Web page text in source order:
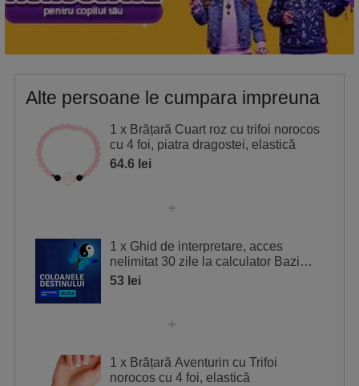
Alte persoane le cumpara impreuna
1 x Brățară Cuart roz cu trifoi norocos
cu 4 foi, piatra dragostei, elastică
64.6 lei
1 x Ghid de interpretare, acces
nelimitat 30 zile la calculator Bazi
pentru coloanele destinului
53 lei
1 x Brățară Aventurin cu Trifoi
norocos cu 4 foi, elastică